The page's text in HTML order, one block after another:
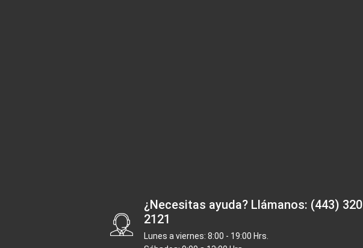
¿Necesitas ayuda? Llámanos: (443) 320
2121
Lunes a viernes: 8:00 - 19:00 Hrs.